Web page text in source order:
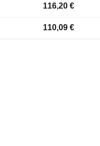
116,20 €
110,09 €